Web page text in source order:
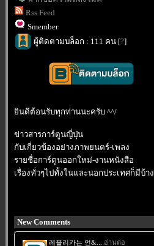
Rss Feed
Smember
ผู้ติดตามบล็อก : 111 คน [?]
ินดีต้อนรับทุกท่านนะครับ ^^/
ข่าวสารการ์ตูนญี่ปุ่น
กับเกี่ยวข้องอย่างภาพยนตร์-เพลง
รายชื่อการ์ตูนออกใหม่-งานหนังสือ
เรื่องทั่วๆไปทั้งในและนอกประเทศก็มีบ้าง
New Comments